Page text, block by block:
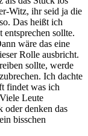
Witz, ihr seid ja die
Das heißt ich
sollte.
wäre das eine
Rolle ausbricht.
sollte, werde
Ich dachte
findet was ich
Leute
oder denken das
bisschen